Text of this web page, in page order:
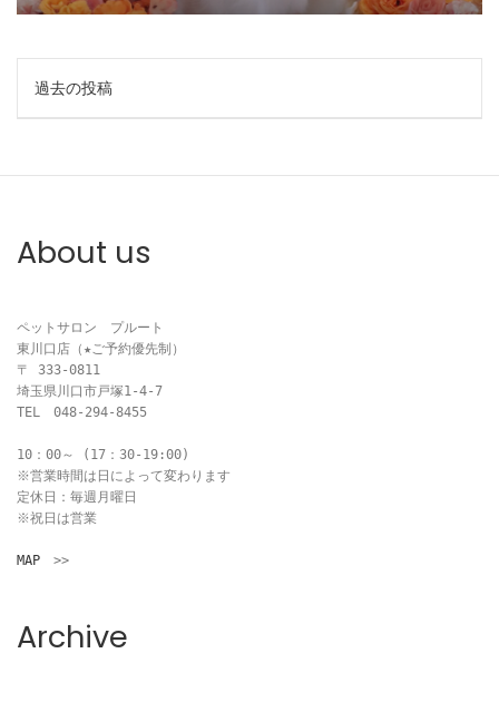
投
稿
ナ
ゲ
ー
シ
ョ
ン
過去の投稿
About us
ペットサロン　プルート
東川口店（★ご予約優先制）
〒 333-0811
埼玉県川口市戸塚1-4-7
TEL　048-294-8455
10：00～ (17：30-19:00)
※営業時間は日によって変わります
定休日：毎週月曜日
※祝日は営業
MAP >>
Archive